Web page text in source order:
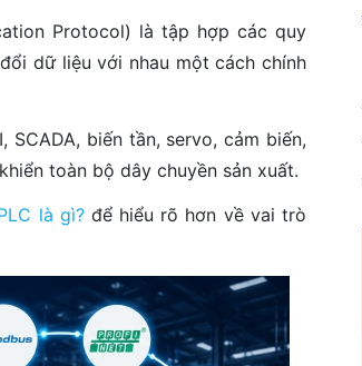
Protocol) là tập hợp các quy
dữ liệu với nhau một cách chính
biến tần, servo, cảm biến,
toàn bộ dây chuyền sản xuất.
là gì?để hiểu rõ hơn về vai trò